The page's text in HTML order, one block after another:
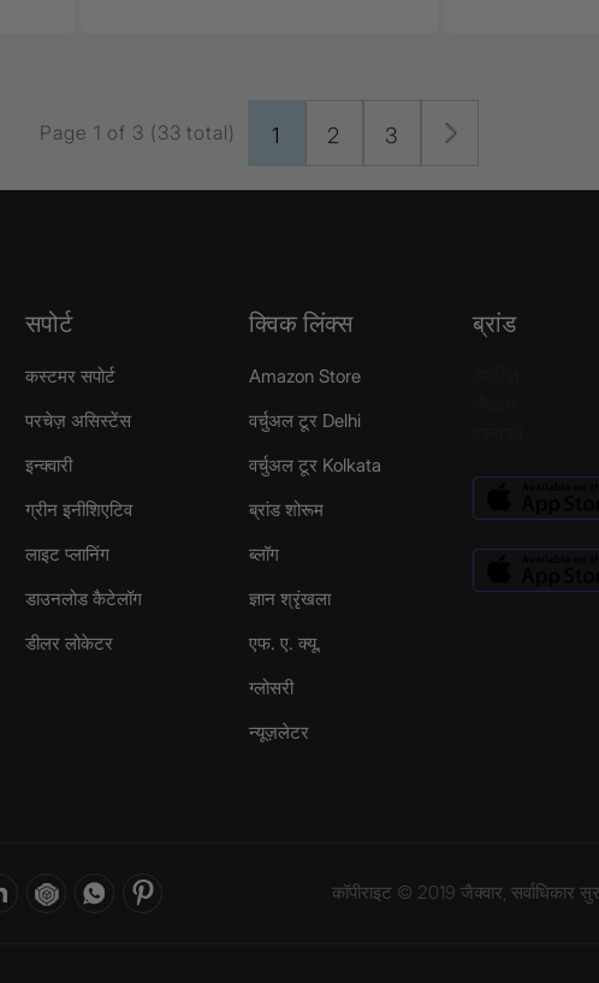
Page 1 of 3 (33 total) 1 2 3
सपोर्ट
कस्टमर सपोर्ट
परचेज़ असिस्टेंस
इन्क्वारी
ग्रीन इनीशिएटिव
लाइट प्लानिंग
डाउनलोड कैटेलॉग
डीलर लोकेटर
क्विक लिंक्स
Amazon Store
वर्चुअल टूर Delhi
वर्चुअल टूर Kolkata
ब्रांड शोरूम
ब्लॉग
ज्ञान श्रृंखला
एफ. ए. क्यू.
ग्लोसरी
न्यूज़लेटर
ब्रांड
कॉपीराइट © 2019 जैक्वार, सर्वाधिकार